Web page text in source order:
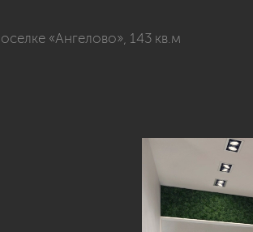
«Ангелово», 143 кв.м